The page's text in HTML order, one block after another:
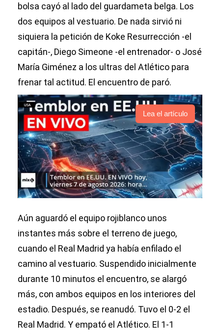
bolsa cayó al lado del guardameta belga. Los
dos equipos al vestuario. De nada sirvió ni
siquiera la petición de Koke Resurrección -el
capitán-, Diego Simeone -el entrenador- o José
María Giménez a los ultras del Atlético para
frenar tal actitud. El encuentro de paró.
Lea el artículo
Aún aguardó el equipo rojiblanco unos
instantes más sobre el terreno de juego,
cuando el Real Madrid ya había enfilado el
camino al vestuario. Suspendido inicialmente
durante 10 minutos el encuentro, se alargó
más, con ambos equipos en los interiores del
estadio. Después, se reanudó. Tuvo el 0-2 el
Real Madrid. Y empató el Atlético. El 1-1